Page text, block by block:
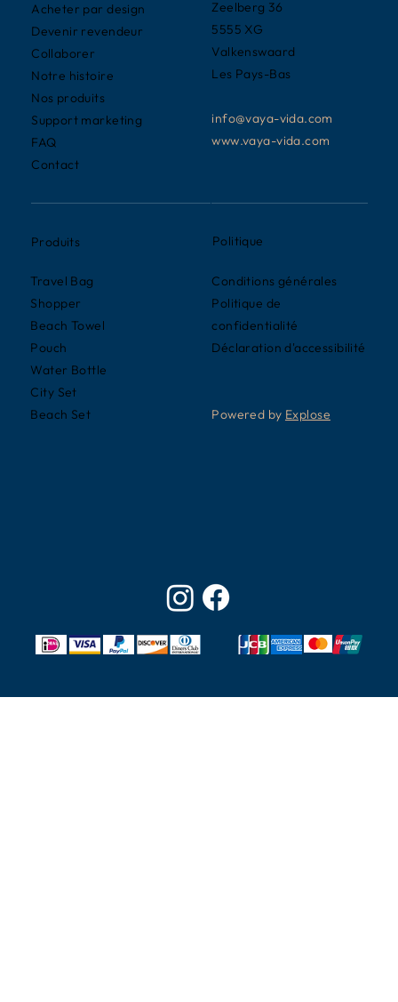
Zeelberg 36
5555 XG
Valkenswaard
Les Pays-Bas
info@vaya-vida.com
www.vaya-vida.com
Acheter par design
Devenir revendeur
Collaborer
Notre histoire
Nos produits
Support marketing
FAQ
Contact
Produits
Travel Bag
Shopper
Beach Towel
Pouch
Water Bottle
City Set
Beach Set
Politique
Conditions générales
Politique de
confidentialité
Déclaration d'accessibilité
Powered by Explose